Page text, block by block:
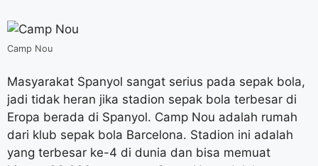
Camp Nou
Masyarakat Spanyol sangat serius pada sepak bola,
jadi tidak heran jika stadion sepak bola terbesar di
Eropa berada di Spanyol. Camp Nou adalah rumah
dari klub sepak bola Barcelona. Stadion ini adalah
yang terbesar ke-4 di dunia dan bisa memuat